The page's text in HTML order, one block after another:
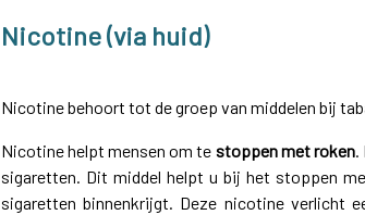
Nicotine (via huid)
Nicotine behoort tot de groep van middelen bij
Nicotine helpt mensen om te stoppen met roken.
sigaretten. Dit middel helpt u bij het stoppen
sigaretten binnenkrijgt. Deze nicotine verlicht